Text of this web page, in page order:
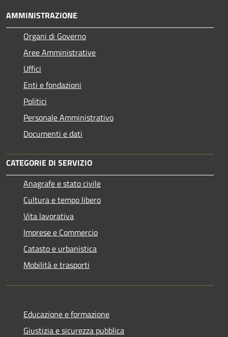
AMMINISTRAZIONE
Organi di Governo
Aree Amministrative
Uffici
Enti e fondazioni
Politici
Personale Amministrativo
Documenti e dati
CATEGORIE DI SERVIZIO
Anagrafe e stato civile
Cultura e tempo libero
Vita lavorativa
Imprese e Commercio
Catasto e urbanistica
Mobilità e trasporti
Educazione e formazione
Giustizia e sicurezza pubblica